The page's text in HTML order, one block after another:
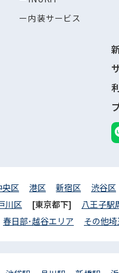
内装サービス
央区 港区 新宿区 渋谷区
川区 [東京都下] 八王子駅
春日部･越谷エリア その他